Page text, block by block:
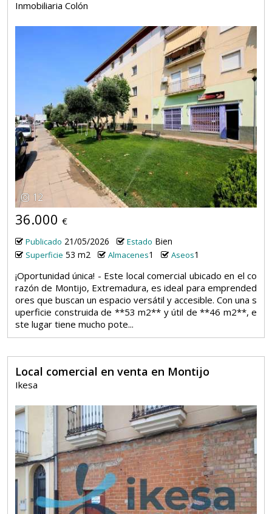
Inmobiliaria Colón
12
36.000 €
Publicado 21/05/2026 Estado Bien
Superficie 53 m2 Almacenes1 Aseos1
¡Oportunidad única! - Este local comercial ubicado en el co
razón de Montijo, Extremadura, es ideal para emprended
ores que buscan un espacio versátil y accesible. Con una s
uperficie construida de **53 m2** y útil de **46 m2**, e
ste lugar tiene mucho pote...
Local comercial en venta en Montijo
Ikesa